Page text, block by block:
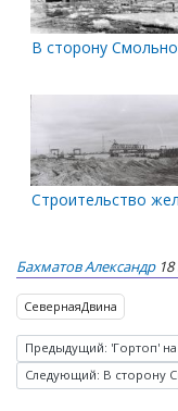
В сторону
Строительство
Бахматов Александр
СевернаяДвина
Предыдущий: 'Гортоп'
Следующий: В сторону